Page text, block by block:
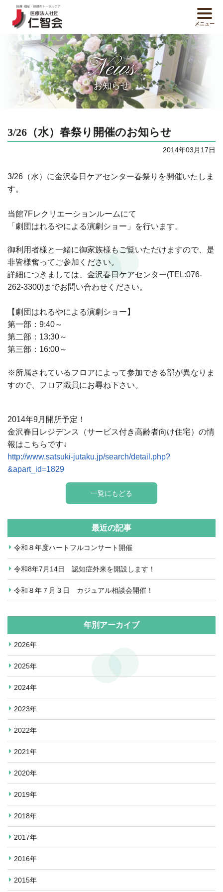
メニュー
News
お知らせ
3/26（水）春祭り開催のお知らせ
2014年03月17日
3/26（水）に金沢春日ケアセンター春祭りを開催いたしま
す。
当館7Fレクリエーションルームにて
「劇団はれるやによる演劇ショー」を行います。
御利用者様と一緒に御家族様もご覧いただけますので、是
非皆様奮ってご参加ください。
詳細につきましては、金沢春日ケアセンター(TEL:076-
262-3300)までお問い合わせください。
【劇団はれるやによる演劇ショー】
第一部：9:40～
第二部：13:30～
第三部：16:00～
※所属されているフロアによって参加できる部が異なりま
すので、フロア職員にお尋ね下さい。
2014年9月開所予定！
金沢春日レジデンス（サービス付き高齢者向け住宅）の情
報はこちらです↓
http://www.satsuki-jutaku.jp/search/detail.php?
&apart_id=1829
一覧にもどる
最近の記事
令和８年度ハートフルコンサート開催
令和8年7月14日 認知症外来を開設します！
令和８年７月３日 カジュアル相談会開催！
年別アーカイブ
2026年
2025年
2024年
2023年
2022年
2021年
2020年
2019年
2018年
2017年
2016年
2015年